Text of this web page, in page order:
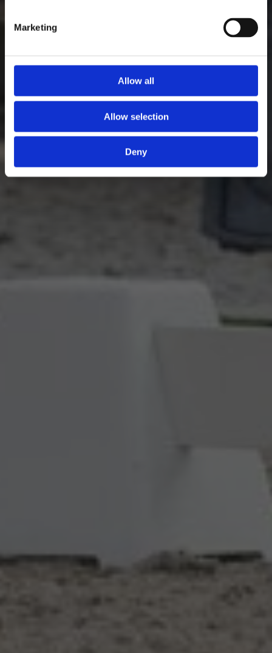
Marketing
Allow all
Allow selection
Deny